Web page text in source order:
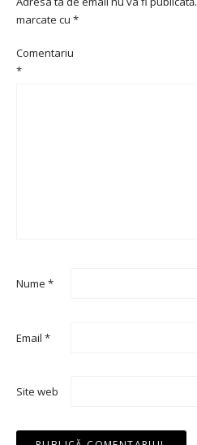
marcate cu *
Comentariu
*
Nume *
Email *
Site web